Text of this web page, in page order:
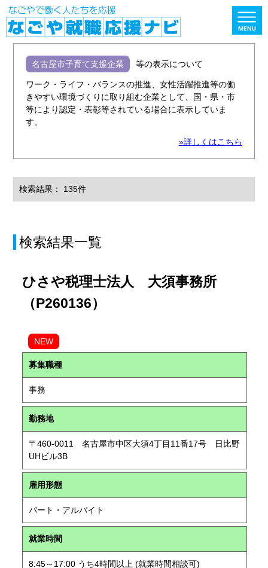
名古屋市子育て支援企業 等の表示について
ワーク・ライフ・バランスの推進、女性活躍推進等の働
きやすい環境づくりに取り組む企業として、国・県・市
等により認定・表彰等されている場合に表示していま
す。
»詳しくはこちら
検索結果： 135件
検索結果一覧
ひさや税理士法人 大須事務所
（P260136）
NEW
募集職種
事務
勤務地
〒460-0011 名古屋市中区大須4丁目11番17号 日比野
UHビル3B
雇用形態
パート・アルバイト
就業時間
8:45～17:00 うち4時間以上 (就業時間相談可)